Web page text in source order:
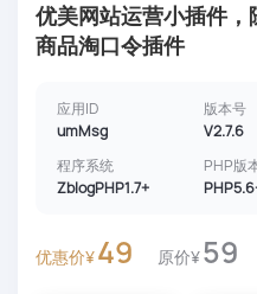
优美网站运营小插件，
商品淘口令插件
应用ID
umMsg
版本号
V2.7.6
程序系统
ZblogPHP1.7+
PHP版
优惠价¥49 原价¥59